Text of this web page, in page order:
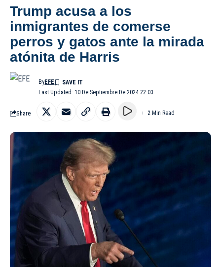
Trump acusa a los
inmigrantes de comerse
perros y gatos ante la mirada
atónita de Harris
Last Updated: 10 De Septiembre De 2024 22:03
ByEFE
Share 2 Min Read